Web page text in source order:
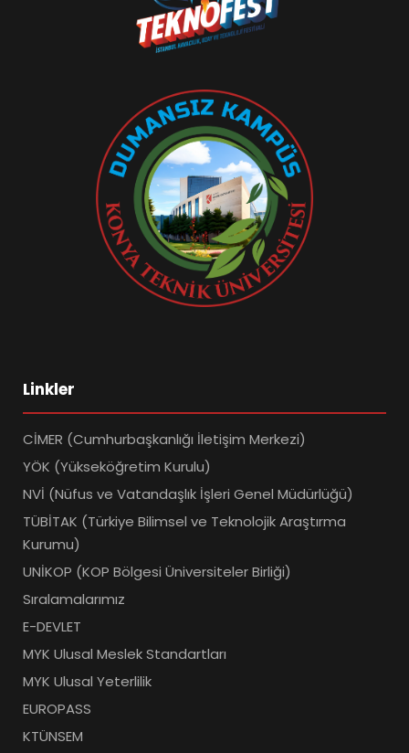
Linkler
CİMER (Cumhurbaşkanlığı İletişim Merkezi)
YÖK (Yükseköğretim Kurulu)
NVİ (Nüfus ve Vatandaşlık İşleri Genel Müdürlüğü)
TÜBİTAK (Türkiye Bilimsel ve Teknolojik Araştırma
Kurumu)
UNİKOP (KOP Bölgesi Üniversiteler Birliği)
Sıralamalarımız
E-DEVLET
MYK Ulusal Meslek Standartları
MYK Ulusal Yeterlilik
EUROPASS
KTÜNSEM